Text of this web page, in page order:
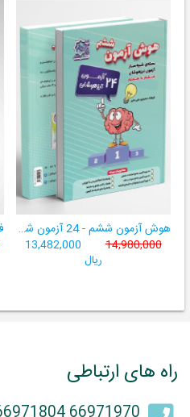
هوش آزمون ششم - 24 آزمون شبیه ساز تیزهوشان
14,980,000
13,482,000
ریال
راه های ارتباطی